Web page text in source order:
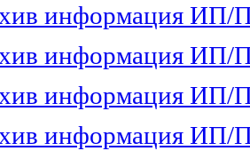
информация ИП/
информация ИП/
информация ИП/
информация ИП/